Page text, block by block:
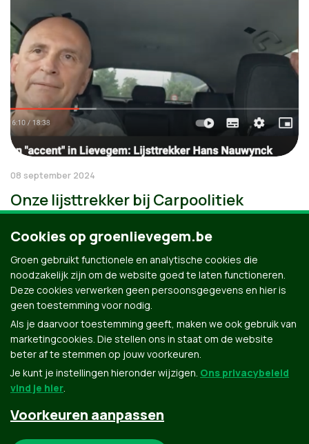
08 september 2024
Onze lijsttrekker bij Carpoolitiek
Groen.be
Cookies op groenlievegem.be
Groen gebruikt functionele en analytische cookies die
noodzakelijk zijn om de website goed te laten functioneren.
Deze cookies verwerken geen persoonsgegevens en hier is
geen toestemming voor nodig.
Als je daarvoor toestemming geeft, maken we ook gebruik van
marketingcookies. Die stellen ons in staat om de website
beter af te stemmen op jouw voorkeuren.
Je kunt je instellingen hieronder wijzigen. Ons privacybeleid
vind je hier.
Voorkeuren aanpassen